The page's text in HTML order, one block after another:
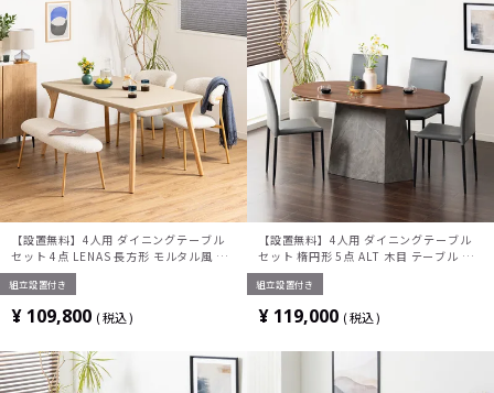
【設置無料】4人用 ダイニングテーブル
セット 4点 LENAS 長方形 モルタル風 コ
ンクリート調 テーブル 北欧モダン ダイニ
ングチェア ダイニングベンチ おしゃれ
ベンチ×1)
組立設置付き
¥ 109,800 税込
【設置無料】4人用 ダイニングテーブル
セット 楕円形 5点 ALT 木目 テーブル ス
タッキング ダイニングチェア おしゃれ ウ
ッディモダン (幅150cm 食卓テーブル
組立設置付き
¥ 119,000 税込